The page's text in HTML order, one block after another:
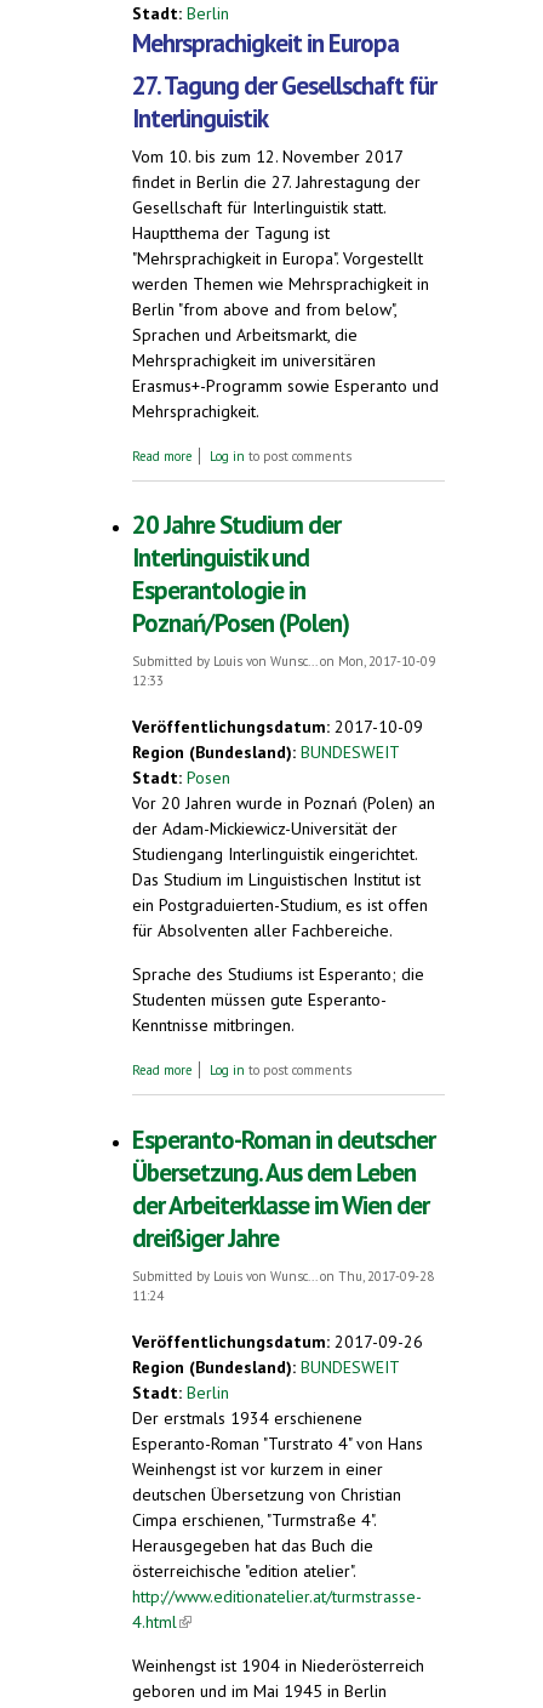
Stadt: Berlin
Mehrsprachigkeit in Europa
27. Tagung der Gesellschaft für
Interlinguistik
Vom 10. bis zum 12. November 2017
findet in Berlin die 27. Jahrestagung der
Gesellschaft für Interlinguistik statt.
Hauptthema der Tagung ist
"Mehrsprachigkeit in Europa". Vorgestellt
werden Themen wie Mehrsprachigkeit in
Berlin "from above and from below",
Sprachen und Arbeitsmarkt, die
Mehrsprachigkeit im universitären
Erasmus+-Programm sowie Esperanto und
Mehrsprachigkeit.
Read more about Mehrsprachigkeit in Europa. 27.
Log in to post comments
20 Jahre Studium der
Interlinguistik und
Esperantologie in
Poznań/Posen (Polen)
Submitted by Louis von Wunsc...on Mon, 2017-10-09
12:33
Veröffentlichungsdatum: 2017-10-09
Region (Bundesland): BUNDESWEIT
Stadt: Posen
Vor 20 Jahren wurde in Poznań (Polen) an
der Adam-Mickiewicz-Universität der
Studiengang Interlinguistik eingerichtet.
Das Studium im Linguistischen Institut ist
ein Postgraduierten-Studium, es ist offen
für Absolventen aller Fachbereiche.
Sprache des Studiums ist Esperanto; die
Studenten müssen gute Esperanto-
Kenntnisse mitbringen.
Read more about 20 Jahre Studium der Interlinguistik
Log in to post comments
Esperanto-Roman in deutscher
Übersetzung. Aus dem Leben
der Arbeiterklasse im Wien der
dreißiger Jahre
Submitted by Louis von Wunsc...on Thu, 2017-09-28
11:24
Veröffentlichungsdatum: 2017-09-26
Region (Bundesland): BUNDESWEIT
Stadt: Berlin
Der erstmals 1934 erschienene
Esperanto-Roman "Turstrato 4" von Hans
Weinhengst ist vor kurzem in einer
deutschen Übersetzung von Christian
Cimpa erschienen, "Turmstraße 4".
Herausgegeben hat das Buch die
österreichische "edition atelier".
http://www.editionatelier.at/turmstrasse-
4.html(link is external)
Weinhengst ist 1904 in Niederösterreich
geboren und im Mai 1945 in Berlin